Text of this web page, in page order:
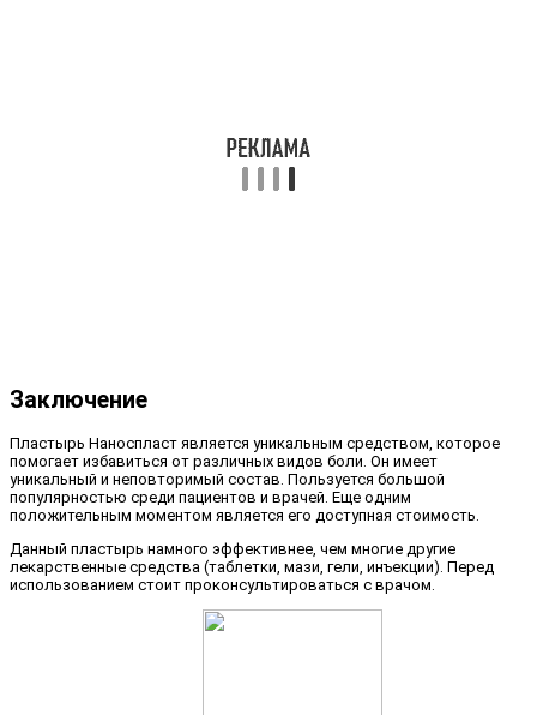
Заключение
Пластырь Наноспласт является уникальным средством, которое
помогает избавиться от различных видов боли. Он имеет
уникальный и неповторимый состав. Пользуется большой
популярностью среди пациентов и врачей. Еще одним
положительным моментом является его доступная стоимость.
Данный пластырь намного эффективнее, чем многие другие
лекарственные средства (таблетки, мази, гели, инъекции). Перед
использованием стоит проконсультироваться с врачом.